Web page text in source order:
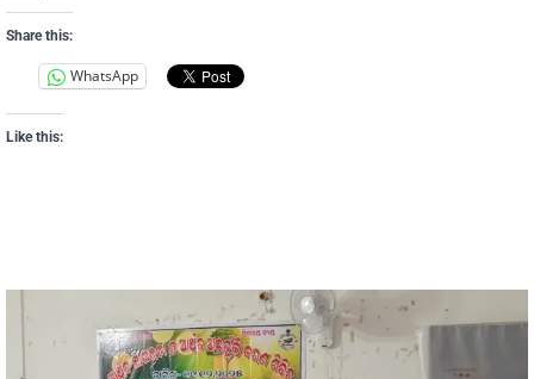
Share this:
WhatsApp
Like this: